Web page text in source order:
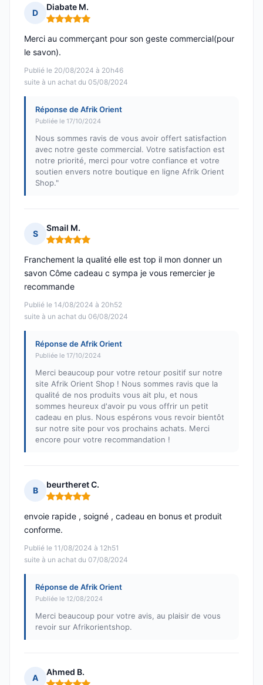
D
Diabate M.
Note : 5 sur 5
Publié le 20/08/2024 à 20h46
suite à un achat du 05/08/2024
Merci au commerçant pour son geste commercial(pour
le savon).
Réponse de Afrik Orient
Publiée le 17/10/2024
Nous sommes ravis de vous avoir offert satisfaction
avec notre geste commercial. Votre satisfaction est
notre priorité, merci pour votre confiance et votre
soutien envers notre boutique en ligne Afrik Orient
Shop."
S
Smail M.
Note : 5 sur 5
Publié le 14/08/2024 à 20h52
suite à un achat du 06/08/2024
Franchement la qualité elle est top il mon donner un
savon Côme cadeau c sympa je vous remercier je
recommande
Réponse de Afrik Orient
Publiée le 17/10/2024
Merci beaucoup pour votre retour positif sur notre
site Afrik Orient Shop ! Nous sommes ravis que la
qualité de nos produits vous ait plu, et nous
sommes heureux d'avoir pu vous offrir un petit
cadeau en plus. Nous espérons vous revoir bientôt
sur notre site pour vos prochains achats. Merci
encore pour votre recommandation !
B
beurtheret C.
Note : 5 sur 5
Publié le 11/08/2024 à 12h51
suite à un achat du 07/08/2024
envoie rapide , soigné , cadeau en bonus et produit
conforme.
Réponse de Afrik Orient
Publiée le 12/08/2024
Merci beaucoup pour votre avis, au plaisir de vous
revoir sur Afrikorientshop.
A
Ahmed B.